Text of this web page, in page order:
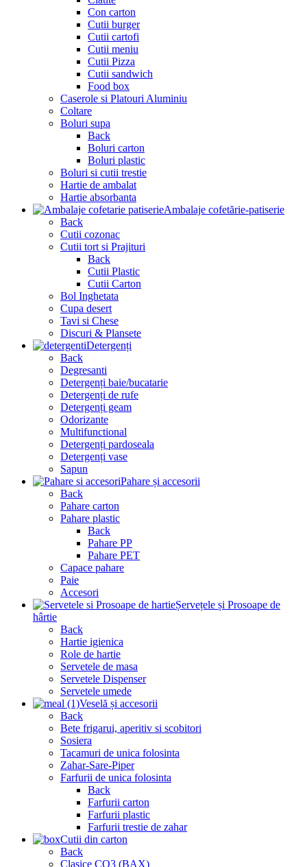
Con carton
Cutii burger
Cutii cartofi
Cutii meniu
Cutii Pizza
Cutii sandwich
Food box
Caserole si Platouri Aluminiu
Coltare
Boluri supa
Back
Boluri carton
Boluri plastic
Boluri si cutii trestie
Hartie de ambalat
Hartie absorbanta
Ambalaje cofetărie-patiserie
Back
Cutii cozonac
Cutii tort si Prajituri
Back
Cutii Plastic
Cutii Carton
Bol Inghetata
Cupa desert
Tavi si Chese
Discuri & Plansete
Detergenți
Back
Degresanti
Detergenți baie/bucatarie
Detergenți de rufe
Detergenți geam
Odorizante
Multifunctional
Detergenți pardoseala
Detergenți vase
Sapun
Pahare și accesorii
Back
Pahare carton
Pahare plastic
Back
Pahare PP
Pahare PET
Capace pahare
Paie
Accesori
Șervețele și Prosoape de
hârtie
Back
Hartie igienica
Role de hartie
Servetele de masa
Servetele Dispenser
Servetele umede
Veselă și accesorii
Back
Bete frigarui, aperitiv si scobitori
Sosiera
Tacamuri de unica folosinta
Zahar-Sare-Piper
Farfurii de unica folosinta
Back
Farfurii carton
Farfurii plastic
Farfurii trestie de zahar
Cutii din carton
Back
Clasice CO3 (BAX)